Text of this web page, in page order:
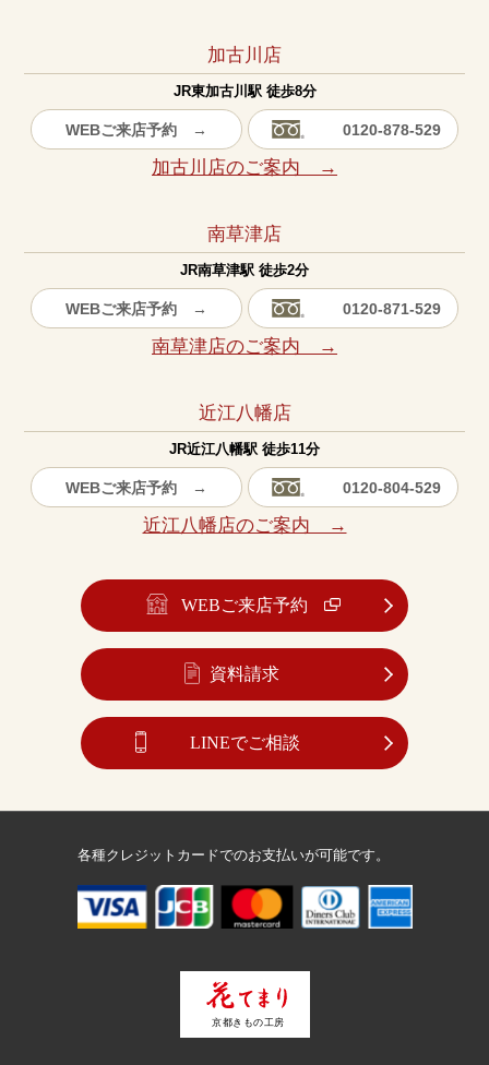
加古川店
JR東加古川駅 徒歩8分
WEBご来店予約 → 0120-878-529
加古川店のご案内 →
南草津店
JR南草津駅 徒歩2分
WEBご来店予約 → 0120-871-529
南草津店のご案内 →
近江八幡店
JR近江八幡駅 徒歩11分
WEBご来店予約 → 0120-804-529
近江八幡店のご案内 →
WEBご来店予約
資料請求
LINEでご相談
各種クレジットカードでのお支払いが可能です。